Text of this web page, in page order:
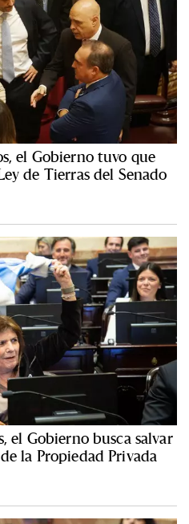
el Gobierno tuvo que
de Tierras del Senado
el Gobierno busca salvar
la Propiedad Privada